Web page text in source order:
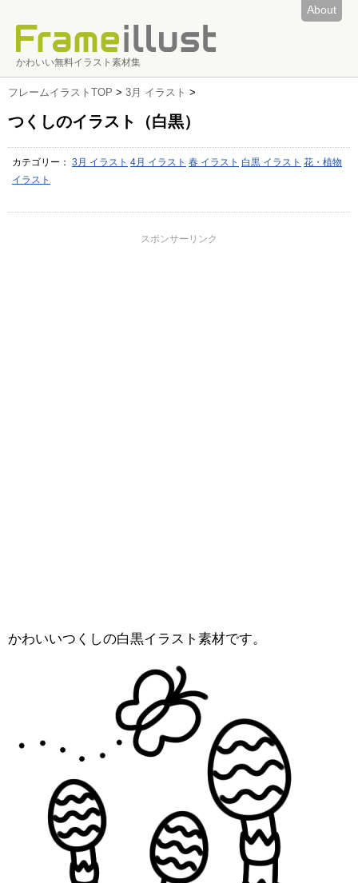
About
かわいい無料イラスト素材集
フレームイラストTOP > 3月 イラスト >
つくしのイラスト（白黒）
カテゴリー： 3月 イラスト 4月 イラスト 春 イラスト 白黒 イラスト 花・植物
イラスト
スポンサーリンク
かわいいつくしの白黒イラスト素材です。